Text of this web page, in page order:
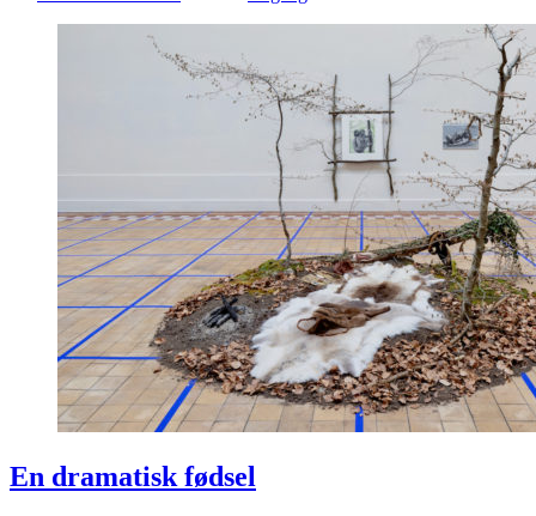
En dramatisk fødsel